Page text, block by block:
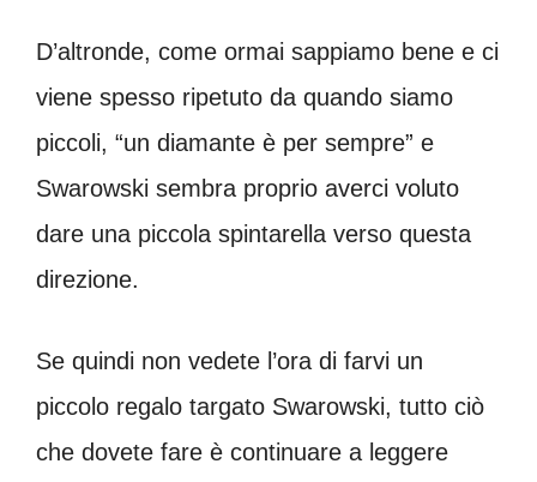
D’altronde, come ormai sappiamo bene e ci
viene spesso ripetuto da quando siamo
piccoli, “un diamante è per sempre” e
Swarowski sembra proprio averci voluto
dare una piccola spintarella verso questa
direzione.
Se quindi non vedete l’ora di farvi un
piccolo regalo targato Swarowski, tutto ciò
che dovete fare è continuare a leggere